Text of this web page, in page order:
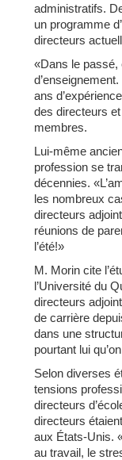
administratifs.
un programme
directeurs
«Dans le passé,
ans
des directeurs
membres.
Lui-même
profession se
décennies.
les nombreux
directeurs
réunions de
l’été!»
M. Morin cite
l’Université du
directeurs
de carrière
dans une
pourtant lui
Selon diverses
tensions
directeurs
directeurs
aux États-Unis.
au travail, le